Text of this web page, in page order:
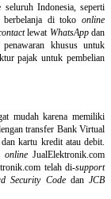
seluruh Indonesia, seperti
di tokoonline
lewat WhatsAppdan
khusus untuk
pajak untuk pembelian
mudah karena memiliki
transfer Bank Virtual
kartu kredit atau debit.
onlineJualElektronik.com
telah di-support
Security Codedan JCB